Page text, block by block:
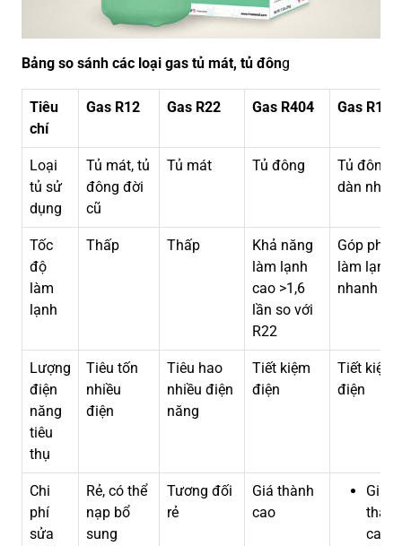
Bảng so sánh các loại gas tủ mát, tủ đông
Tiêu
chí
Gas R12 Gas R22 Gas R404 Gas
Loại
tủ sử
dụng
Tủ mát, tủ
đông đời
cũ
Tủ mát Tủ đông
Tủ đông
dàn nhôm
Tốc
độ
làm
lạnh
Thấp Thấp
Khả năng
làm lạnh
cao >1,6
lần so với
R22
Góp phần
làm lạnh
nhanh
Lượng
điện
năng
tiêu
thụ
Tiêu tốn
nhiều
điện
Tiêu hao
nhiều điện
năng
Tiết kiệm
điện
Tiết kiệm
điện
Chi
phí
sửa
Rẻ, có thể
nạp bổ
sung
Tương đối
rẻ
Giá thành
cao
Giá
thành
cao